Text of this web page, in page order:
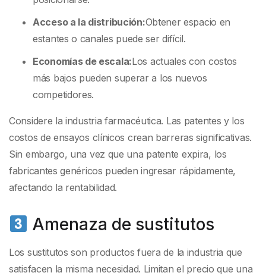
Acceso a la distribución:Obtener espacio en
estantes o canales puede ser difícil.
Economías de escala:Los actuales con costos
más bajos pueden superar a los nuevos
competidores.
Considere la industria farmacéutica. Las patentes y los
costos de ensayos clínicos crean barreras significativas.
Sin embargo, una vez que una patente expira, los
fabricantes genéricos pueden ingresar rápidamente,
afectando la rentabilidad.
Amenaza de sustitutos
Los sustitutos son productos fuera de la industria que
satisfacen la misma necesidad. Limitan el precio que una